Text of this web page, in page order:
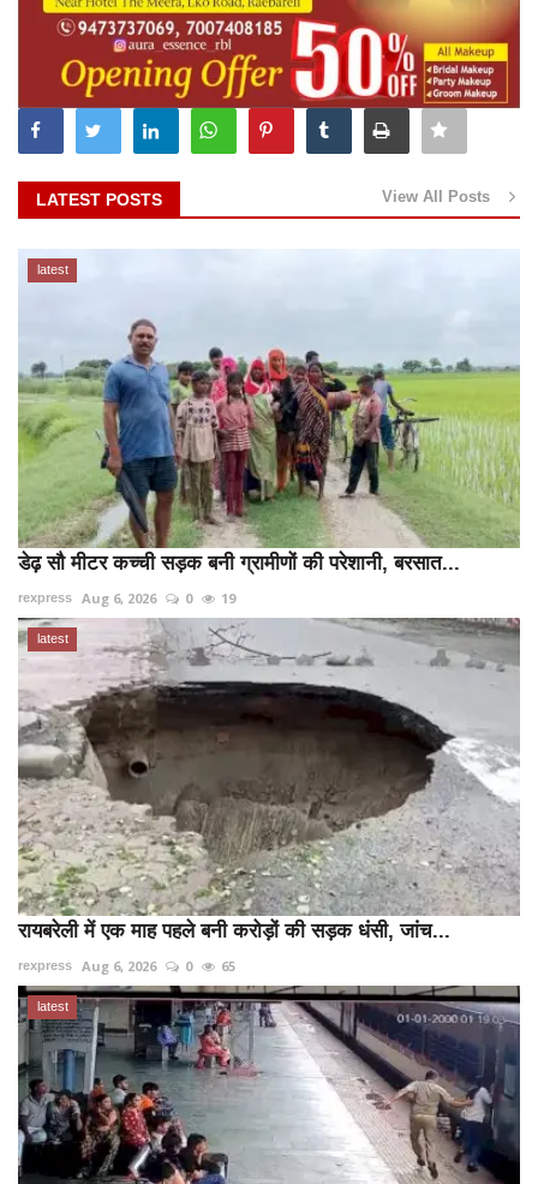
LATEST POSTS View All Posts
latest
डेढ़ सौ मीटर कच्ची सड़क बनी ग्रामीणों की परेशानी, बरसात...
rexpress Aug 6, 2026 0 19
latest
रायबरेली में एक माह पहले बनी करोड़ों की सड़क धंसी, जांच...
rexpress Aug 6, 2026 0 65
latest